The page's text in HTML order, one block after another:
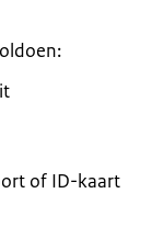
of ID-kaart